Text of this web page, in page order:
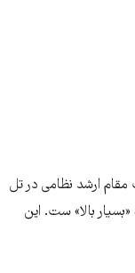
مقام ارشد نظامی در تل
بالا» ست. این